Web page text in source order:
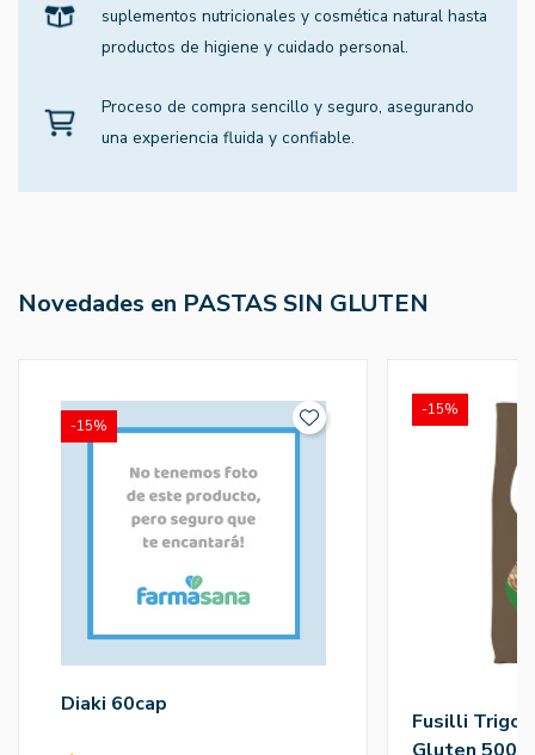
suplementos nutricionales y cosmética natural hasta
productos de higiene y cuidado personal.
Proceso de compra sencillo y seguro, asegurando
una experiencia fluida y confiable.
Novedades en PASTAS SIN GLUTEN
Diaki 60cap
-15%
Fusilli Trigo
-15%